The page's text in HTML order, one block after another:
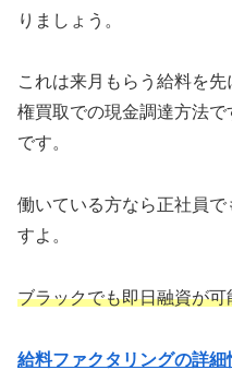
りましょう。
これは来月もらう給料を
権買取での現金調達方法
です。
働いている方なら正社員
すよ。
ブラックでも即日融資が
給料ファクタリングの詳細